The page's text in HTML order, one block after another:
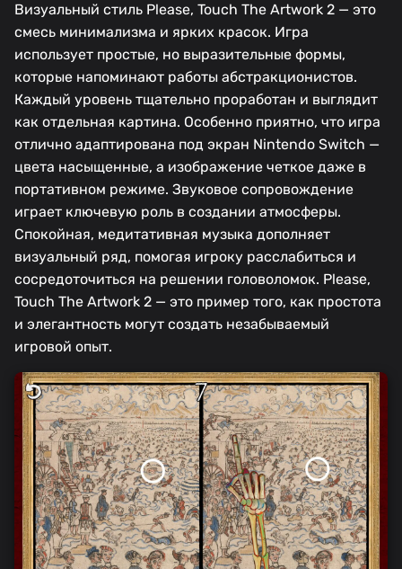
Визуальный стиль Please, Touch The Artwork 2 — это
смесь минимализма и ярких красок. Игра
использует простые, но выразительные формы,
которые напоминают работы абстракционистов.
Каждый уровень тщательно проработан и выглядит
как отдельная картина. Особенно приятно, что игра
отлично адаптирована под экран Nintendo Switch —
цвета насыщенные, а изображение четкое даже в
портативном режиме. Звуковое сопровождение
играет ключевую роль в создании атмосферы.
Спокойная, медитативная музыка дополняет
визуальный ряд, помогая игроку расслабиться и
сосредоточиться на решении головоломок. Please,
Touch The Artwork 2 — это пример того, как простота
и элегантность могут создать незабываемый
игровой опыт.